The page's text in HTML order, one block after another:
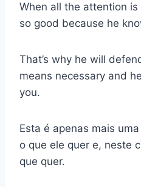
When all the attention is
so good because he
That’s why he will
means necessary and
you.
Esta é apenas mais
o que ele quer e, neste
que quer.